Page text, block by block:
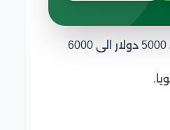
حيث تتراوح المصاريف الدراسية لمرحلة البكالوريوس الصيدلة الإكلينيكية ما بين 5000 دولار الى 6000